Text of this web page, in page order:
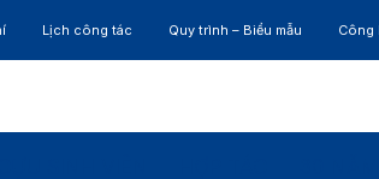
Lịch công tác Quy trình – Biểu mẫu Công